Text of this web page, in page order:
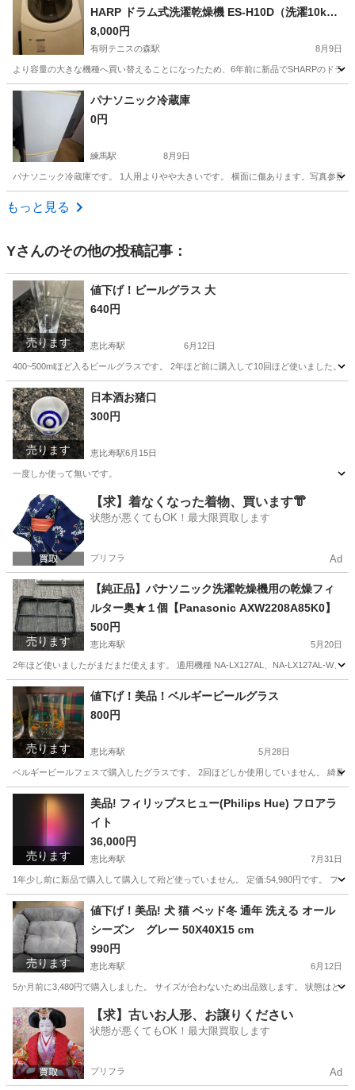
HARP ドラム式洗濯乾燥機 ES-H10D（洗濯10kg/
乾燥6kg）
8,000円
有明テニスの森駅 8月9日
より容量の大きな機種へ買い替えることになったため、6年前に新品でSHARPのド
東京 江東区 有明テニスの森駅 生活家電
パナソニック冷蔵庫
0円
練馬駅 8月9日
パナソニック冷蔵庫です。 1人用よりやや大きいです。 横面に傷あります。写真参照
東京 練馬区
もっと見る
Yさんのその他の投稿記事：
売ります
値下げ！ビールグラス 大
640円
恵比寿駅 6月12日
400~500mlほど入るビールグラスです。 2年ほど前に購入して10回ほど使いました。
東京 渋谷区 恵比寿駅 食器
売ります
日本酒お猪口
300円
恵比寿駅6月15日
一度しか使って無いです。
東京 渋谷区 恵比寿駅 食器 無い
【求】着なくなった着物、買います👘
状態が悪くてもOK！最大限買取します
プリフラ Ad
売ります
【純正品】パナソニック洗濯乾燥機用の乾燥フィ
ルター奥★１個【Panasonic AXW2208A85K0】
500円
恵比寿駅 5月20日
2年ほど使いましたがまだまだ使えます。 適用機種 NA-LX127AL、NA-LX127AL-W、
東京 渋谷区 恵比寿駅 生活家電 Panasonic
売ります
値下げ！美品！ベルギービールグラス
800円
恵比寿駅 5月28日
ベルギービールフェスで購入したグラスです。 2回ほどしか使用していません。 綺麗
東京 渋谷区 恵比寿駅
売ります
美品! フィリップスヒュー(Philips Hue) フロアラ
イト
36,000円
恵比寿駅 7月31日
1年少し前に新品で購入して購入して殆ど使っていません。 定価:54,980円です。 フ
東京 渋谷区 恵比寿駅 プロジェクター、ホームシアター
売ります
値下げ！美品! 犬 猫 ベッド冬 通年 洗える オール
シーズン グレー 50X40X15 cm
990円
恵比寿駅 6月12日
5か月前に3,480円で購入しました。 サイズが合わないため出品致します。 状態はと
東京 渋谷区 恵比寿駅 その他 オール
【求】古いお人形、お譲りください
状態が悪くてもOK！最大限買取します
プリフラ Ad